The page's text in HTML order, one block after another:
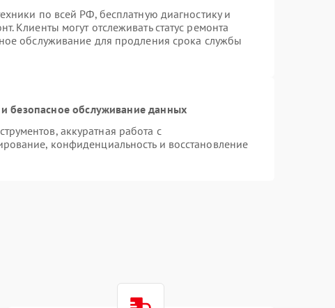
по всей РФ, бесплатную диагностику и
Клиенты могут отслеживать статус ремонта
обслуживание для продления срока службы
безопасное обслуживание данных
аккуратная работа с
конфиденциальность и восстановление